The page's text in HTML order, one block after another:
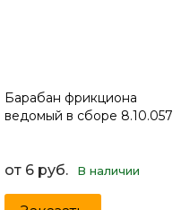
Барабан фрикциона
ведомый в сборе 8.10.057
от 6 руб. В наличии